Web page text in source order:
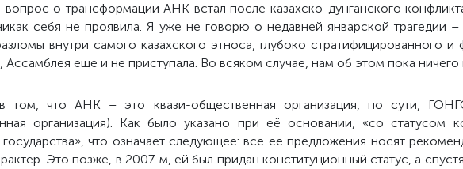
о трансформации АНК встал после казахско-дунганского
себя не проявила. Я уже не говорю о недавней январской трагедии –
внутри самого казахcкого этноса, глубоко стратифицированного и
еще и не приступала. Во всяком случае, нам об этом пока ничего
что АНК – это квази-общественная организация, по сути,
организация). Как было указано при её основании, «со статусом
государства», что означает следующее: все её предложения носят
Это позже, в 2007-м, ей был придан конституционный статус, а